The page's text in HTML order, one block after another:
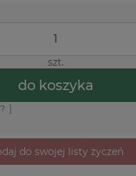
szt.
do koszyka
? ]
do swojej listy życzeń